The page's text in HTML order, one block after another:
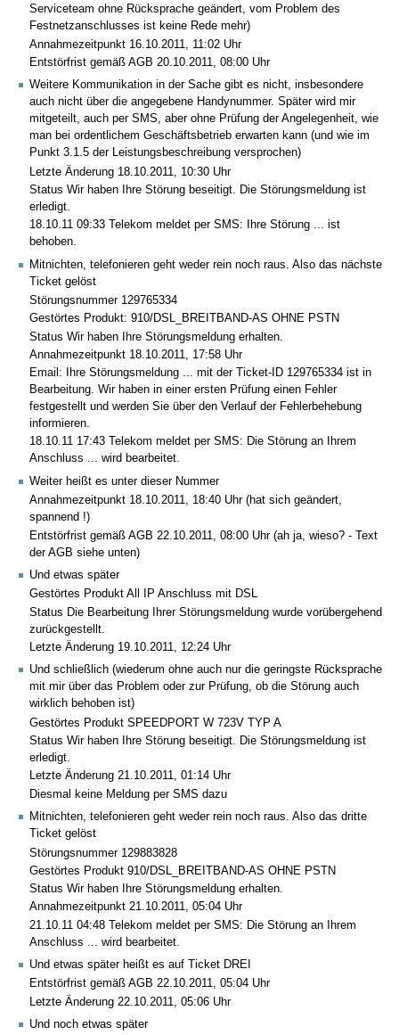
Serviceteam ohne Rücksprache geändert, vom Problem des
Festnetzanschlusses ist keine Rede mehr)
Annahmezeitpunkt 16.10.2011, 11:02 Uhr
Entstörfrist gemäß AGB 20.10.2011, 08:00 Uhr
Weitere Kommunikation in der Sache gibt es nicht, insbesondere
auch nicht über die angegebene Handynummer. Später wird mir
mitgeteilt, auch per SMS, aber ohne Prüfung der Angelegenheit, wie
man bei ordentlichem Geschäftsbetrieb erwarten kann (und wie im
Punkt 3.1.5 der Leistungsbeschreibung versprochen)
Letzte Änderung 18.10.2011, 10:30 Uhr
Status Wir haben Ihre Störung beseitigt. Die Störungsmeldung ist
erledigt.
18.10.11 09:33 Telekom meldet per SMS: Ihre Störung ... ist
behoben.
Mitnichten, telefonieren geht weder rein noch raus. Also das nächste
Ticket gelöst
Störungsnummer 129765334
Gestörtes Produkt: 910/DSL_BREITBAND-AS OHNE PSTN
Status Wir haben Ihre Störungsmeldung erhalten.
Annahmezeitpunkt 18.10.2011, 17:58 Uhr
Email: Ihre Störungsmeldung ... mit der Ticket-ID 129765334 ist in
Bearbeitung. Wir haben in einer ersten Prüfung einen Fehler
festgestellt und werden Sie über den Verlauf der Fehlerbehebung
informieren.
18.10.11 17:43 Telekom meldet per SMS: Die Störung an Ihrem
Anschluss ... wird bearbeitet.
Weiter heißt es unter dieser Nummer
Annahmezeitpunkt 18.10.2011, 18:40 Uhr (hat sich geändert,
spannend !)
Entstörfrist gemäß AGB 22.10.2011, 08:00 Uhr (ah ja, wieso? - Text
der AGB siehe unten)
Und etwas später
Gestörtes Produkt All IP Anschluss mit DSL
Status Die Bearbeitung Ihrer Störungsmeldung wurde vorübergehend
zurückgestellt.
Letzte Änderung 19.10.2011, 12:24 Uhr
Und schließlich (wiederum ohne auch nur die geringste Rücksprache
mit mir über das Problem oder zur Prüfung, ob die Störung auch
wirklich behoben ist)
Gestörtes Produkt SPEEDPORT W 723V TYP A
Status Wir haben Ihre Störung beseitigt. Die Störungsmeldung ist
erledigt.
Letzte Änderung 21.10.2011, 01:14 Uhr
Diesmal keine Meldung per SMS dazu
Mitnichten, telefonieren geht weder rein noch raus. Also das dritte
Ticket gelöst
Störungsnummer 129883828
Gestörtes Produkt 910/DSL_BREITBAND-AS OHNE PSTN
Status Wir haben Ihre Störungsmeldung erhalten.
Annahmezeitpunkt 21.10.2011, 05:04 Uhr
21.10.11 04:48 Telekom meldet per SMS: Die Störung an Ihrem
Anschluss ... wird bearbeitet.
Und etwas später heißt es auf Ticket DREI
Entstörfrist gemäß AGB 22.10.2011, 05:04 Uhr
Letzte Änderung 22.10.2011, 05:06 Uhr
Und noch etwas später